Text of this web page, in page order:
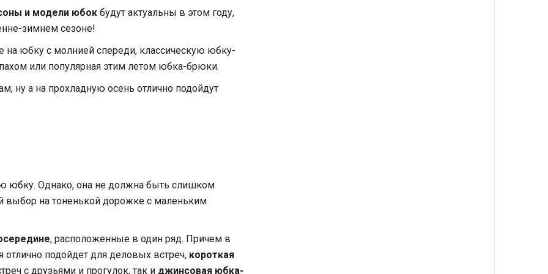
и модели юбок будут актуальны в этом году,
зимнем сезоне!
на юбку с молнией спереди, классическую юбку-
или популярная этим летом юбка-брюки.
ну а на прохладную осень отлично подойдут
юбку. Однако, она не должна быть слишком
выбор на тоненькой дорожке с маленьким
, расположенные в один ряд. Причем в
отлично подойдет для деловых встреч, короткая
с друзьями и прогулок, так и джинсовая юбка-